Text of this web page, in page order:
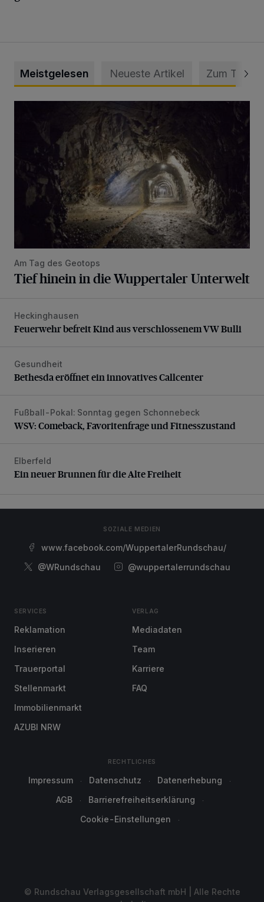
Meistgelesen Neueste Artikel Zum Thema
Am Tag des Geotops
Tief hinein in die Wuppertaler Unterwelt
Feuerwehr befreit Kind aus verschlossenem VW Bulli
Heckinghausen
Feuerwehr befreit Kind aus verschlossenem VW Bulli
Bethesda eröffnet ein innovatives Callcenter
Gesundheit
Bethesda eröffnet ein innovatives Callcenter
WSV: Comeback, Favoritenfrage und Fitnesszustand
Fußball-Pokal: Sonntag gegen Schonnebeck
WSV: Comeback, Favoritenfrage und Fitnesszustand
Ein neuer Brunnen für die Alte Freiheit
Elberfeld
Ein neuer Brunnen für die Alte Freiheit
SOZIALE MEDIEN
www.facebook.com/WuppertalerRundschau/
@WRundschau
@wuppertalerrundschau
SERVICES
Reklamation
Inserieren
Trauerportal
Stellenmarkt
Immobilienmarkt
AZUBI NRW
VERLAG
Mediadaten
Team
Karriere
FAQ
RECHTLICHES
Impressum Datenschutz
Datenerhebung
AGB
Barrierefreiheitserklärung
Cookie-Einstellungen
© Rundschau Verlagsgesellschaft mbH | Alle Rechte